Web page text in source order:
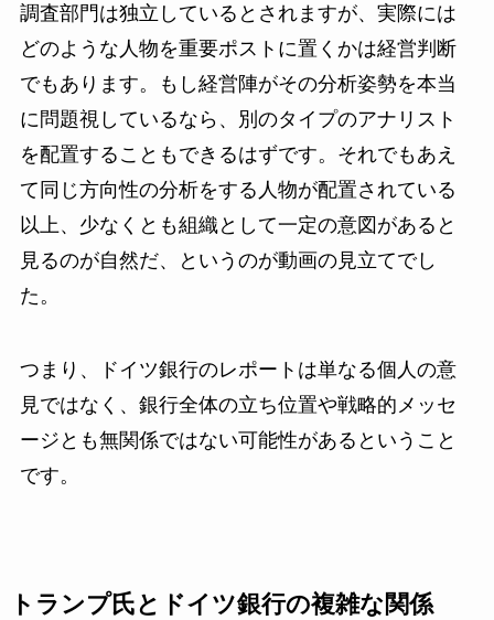
調査部門は独立しているとされますが、実際には
どのような人物を重要ポストに置くかは経営判断
でもあります。もし経営陣がその分析姿勢を本当
に問題視しているなら、別のタイプのアナリスト
を配置することもできるはずです。それでもあえ
て同じ方向性の分析をする人物が配置されている
以上、少なくとも組織として一定の意図があると
見るのが自然だ、というのが動画の見立てでし
た。
つまり、ドイツ銀行のレポートは単なる個人の意
見ではなく、銀行全体の立ち位置や戦略的メッセ
ージとも無関係ではない可能性があるということ
です。
トランプ氏とドイツ銀行の複雑な関係